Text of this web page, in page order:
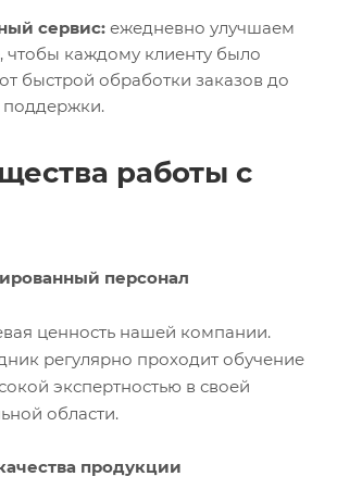
сервис: ежедневно улучшаем
чтобы каждому клиенту было
быстрой обработки заказов до
поддержки.
работы с
персонал
ценность нашей компании.
регулярно проходит обучение
экспертностью в своей
области.
продукции